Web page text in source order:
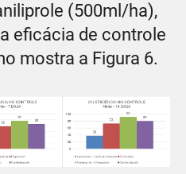
(500ml/ha),
eficácia de controle
mostra a Figura 6.